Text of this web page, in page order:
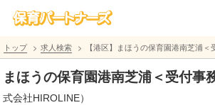
トップ 求人検索 【港区】まほうの保育園港南芝浦＜
まほうの保育園港南芝浦＜受付事
式会社HIROLINE）